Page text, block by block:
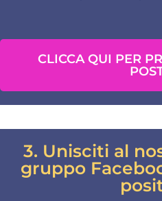
CLICCA QUI PER
3. Unisciti al
gruppo